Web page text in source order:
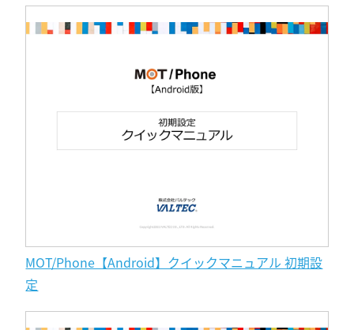
MOT/Phone【Android】クイックマニュアル 初期設
定